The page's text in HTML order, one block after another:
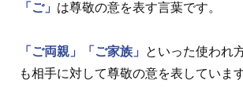
「ご」 は尊敬の意を表す言葉です。
「ご両親」 「ご家族」
といった使われ
も相手に対して尊敬の意を表しています